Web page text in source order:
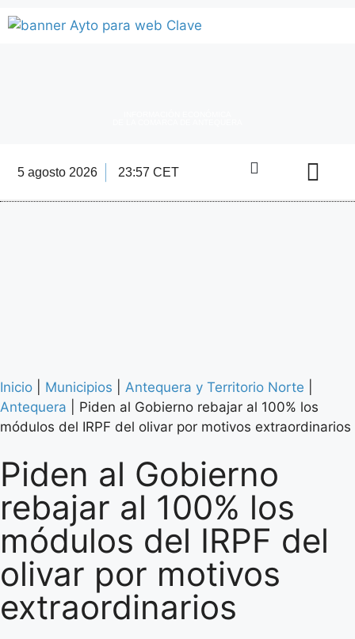
5 agosto 2026 23:57 CET
Inicio Municipios Antequera y Territorio Norte
Antequera
Piden al Gobierno rebajar al 100% los
módulos del IRPF del olivar por motivos extraordinarios
Piden al Gobierno
rebajar al 100% los
módulos del IRPF del
olivar por motivos
extraordinarios